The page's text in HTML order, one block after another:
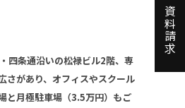
四条通沿いの松禄ビル2階、専
さがあり、オフィスやスクール
と月極駐車場（3.5万円）もご
資料請求